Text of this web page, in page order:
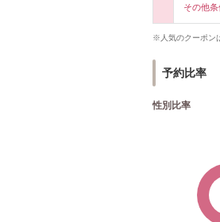
その他条
※人気のクーポン
予約比率
性別比率